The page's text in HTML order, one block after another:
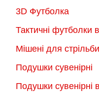
3D Футболка
Тактичні футболки
Мішені для стрільби
Подушки сувенірні
Подушки сувенірні